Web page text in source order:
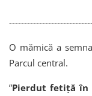
O mămică a
Parcul central.
”Pierdut fetiță în